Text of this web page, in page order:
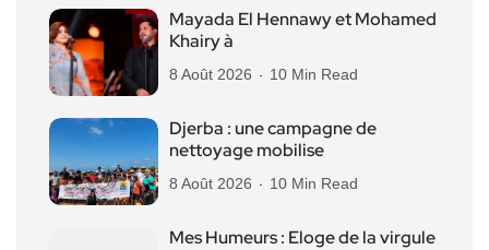
Mayada El Hennawy et Mohamed
Khairy à
8 Août 2026 10 Min Read
Djerba : une campagne de
nettoyage mobilise
8 Août 2026 10 Min Read
Mes Humeurs : Eloge de la virgule